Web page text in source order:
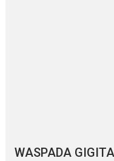
WASPADA